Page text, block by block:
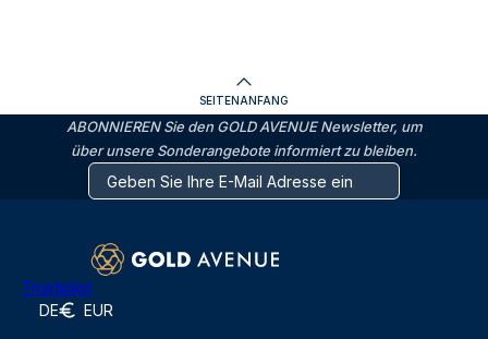
SEITENANFANG
ABONNIEREN Sie den GOLD AVENUE Newsletter, um
über unsere Sonderangebote informiert zu bleiben.
Trustpilot
DE EUR